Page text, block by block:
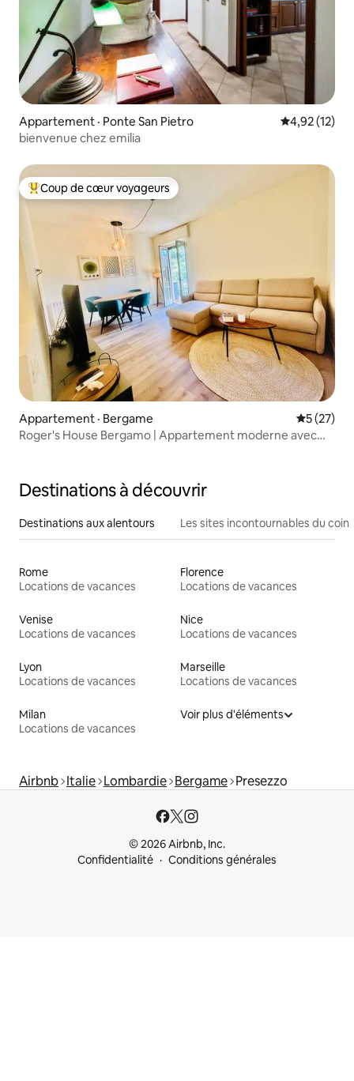
Appartement · Ponte San Pietro Note
4,92 (12)
bienvenue chez emilia
Coup de cœur voyageurs parmi les plus aimés
Coup de cœur voyageurs
Appartement · Bergame Note
5 (27)
Roger's House Bergamo | Appartement moderne avec
Destinations à découvrir
Destinations aux alentours Les sites incontournables du coin
Rome
Locations de vacances
Florence
Locations de vacances
Venise
Locations de vacances
Nice
Locations de vacances
Lyon
Locations de vacances
Marseille
Locations de vacances
Milan
Locations de vacances
Voir plus d'éléments
Airbnb Italie Lombardie Bergame Presezzo
© 2026 Airbnb, Inc.
Confidentialité
Conditions générales